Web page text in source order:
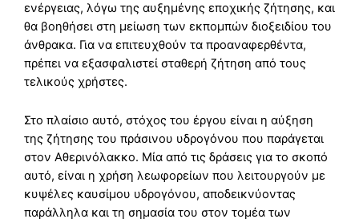
ενέργειας, λόγω της αυξημένης εποχικής ζήτησης, και
θα βοηθήσει στη μείωση των εκπομπών διοξειδίου του
άνθρακα. Για να επιτευχθούν τα προαναφερθέντα,
πρέπει να εξασφαλιστεί σταθερή ζήτηση από τους
τελικούς χρήστες.
Στο πλαίσιο αυτό, στόχος του έργου είναι η αύξηση
της ζήτησης του πράσινου υδρογόνου που παράγεται
στον Αθερινόλακκο. Μία από τις δράσεις για το σκοπό
αυτό, είναι η χρήση λεωφορείων που λειτουργούν με
κυψέλες καυσίμου υδρογόνου, αποδεικνύοντας
παράλληλα και τη σημασία του στον τομέα των